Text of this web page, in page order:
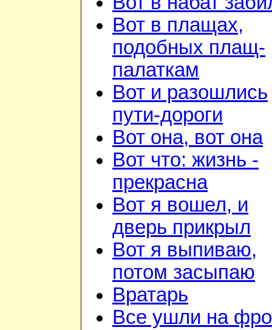
Вот в плащах,
подобных плащ-
палаткам
Вот и разошлись
пути-дороги
Вот она, вот она
Вот что: жизнь -
прекрасна
Вот я вошел, и
дверь прикрыл
Вот я выпиваю,
потом засыпаю
Вратарь
Все ушли на